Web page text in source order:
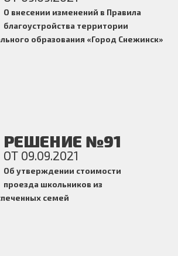
О внесении изменений в Правила
благоустройства территории
образования «Город Снежинск»
РЕШЕНИЕ №91
ОТ 09.09.2021
Об утверждении стоимости
проезда школьников из
семей